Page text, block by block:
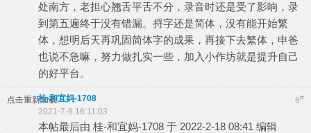
处南方，老担心翘舌平舌不分，录音时还是受了影响，录
到第五遍终于没有错漏。捋字还是简体，没有能开始繁
体，想明后天再巩固简体字的成果，再接下去繁体，申爸
也说不急嘛，努力做扎实一些，加入小作坊就是提升自己
的好平台。
点击重新加载 6#
桂-和宜妈-1708
2021-7-6 16:11:03
本帖最后由 桂-和宜妈-1708 于 2022-2-18 08:41 编辑